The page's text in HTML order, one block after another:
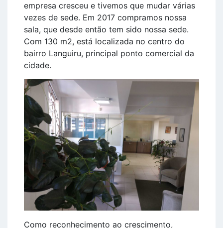
empresa cresceu e tivemos que mudar várias
vezes de sede. Em 2017 compramos nossa
sala, que desde então tem sido nossa sede.
Com 130 m2, está localizada no centro do
bairro Languiru, principal ponto comercial da
cidade.
Como reconhecimento ao crescimento,